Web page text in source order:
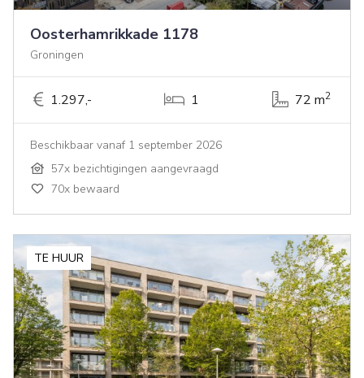
Oosterhamrikkade 1178
Groningen
1.297,- 1 72 m2
Beschikbaar vanaf 1 september 2026
57x bezichtigingen aangevraagd
70x bewaard
TE HUUR